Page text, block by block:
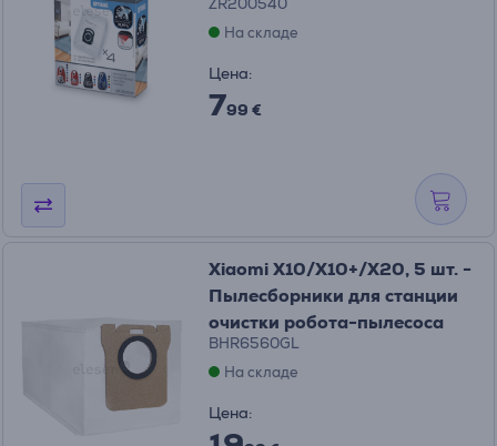
ZR200540
На складе
Цена:
799 €
Xiaomi X10/X10+/X20, 5 шт. -
Пылесборники для станции
очистки робота-пылесоса
BHR6560GL
На складе
Цена: